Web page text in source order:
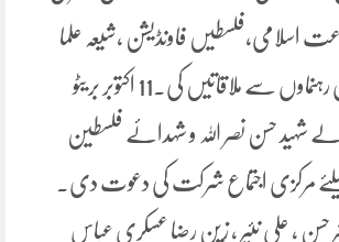
اسلامی،فلسطیں فاونڈیشن ،شیعہ علما
کونسل کے مرکزی رہنماوں سے ملاقاتیں کی۔11 اکتوبر بریٹو
شہید حسن نصر اللہ و شہدائے فلسطین
کیلئے مرکزی اجتماع شرکت کی دعوت دی۔
حسن ، علی نئیر ، زین رضا عسکری عباس